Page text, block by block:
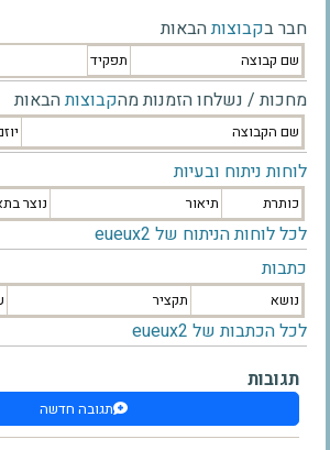
חבר בקבוצותהבאות
שם קבוצה תפקיד
מחכות / נשלחו הזמנות מהקבוצותהבאות
שם הקבוצה
לוחות ניתוח ובעיות
כותרת תיאור נוצר
לכל לוחות הניתוח של eueux2
כתבות
נושא תקציר
לכל הכתבות של eueux2
תגובות
תגובה חדשה